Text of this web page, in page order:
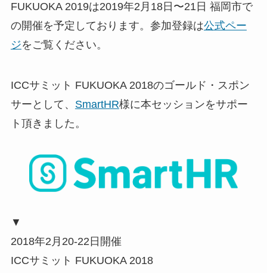
FUKUOKA 2019は2019年2月18日〜21日 福岡市で
の開催を予定しております。参加登録は公式ペー
ジをご覧ください。
ICCサミット FUKUOKA 2018のゴールド・スポン
サーとして、 SmartHR様に本セッションをサポー
ト頂きました。
▼
2018年2月20-22日開催
ICCサミット FUKUOKA 2018